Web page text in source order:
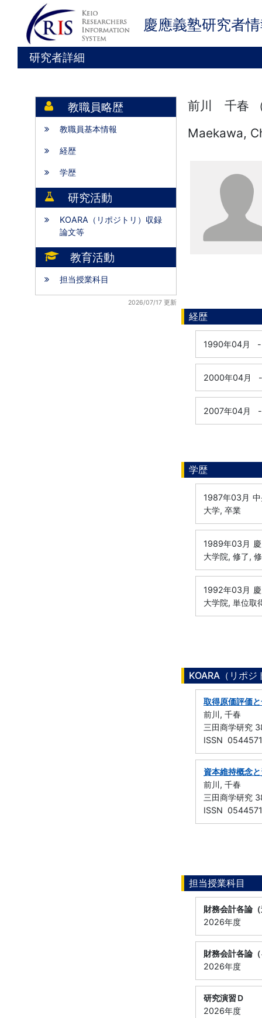
慶應義塾研究者
研究者詳細
教職員略歴
教職員基本情報
経歴
学歴
研究活動
KOARA（リポジトリ）収録
論文等
教育活動
担当授業科目
2026/07/17 更新
前川 千春
Maekawa,
経歴
1990年04月 -
2000年04月 -
2007年04月 -
学歴
1987年03月
大学, 卒業
1989年03月
大学院, 修了,
1992年03月
大学院, 単位取
KOARA（リポ
取得原価評価
前川, 千春
三田商学研究
ISSN
資本維持概念
前川, 千春
三田商学研究
ISSN
担当授業科目
財務会計各論
2026年度
財務会計各論
2026年度
研究演習Ｄ
2026年度